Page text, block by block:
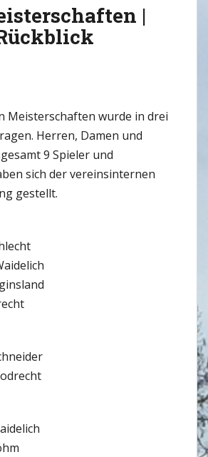
|
Meisterschaften wurde in drei
Herren, Damen und
9 Spieler und
sich der vereinsinternen
gestellt.